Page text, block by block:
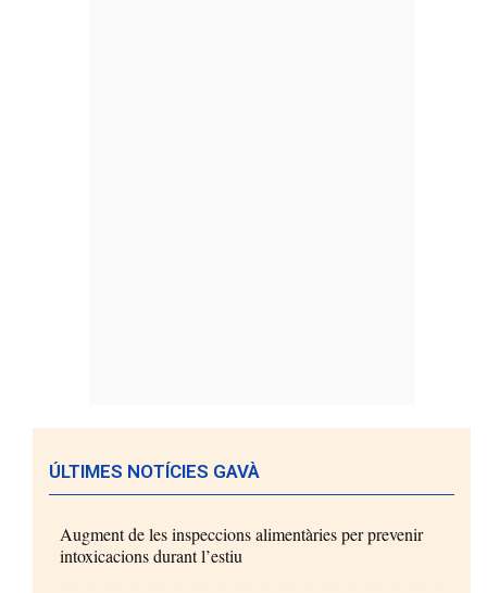
ÚLTIMES NOTÍCIES GAVÀ
Augment de les inspeccions alimentàries per prevenir
intoxicacions durant l’estiu